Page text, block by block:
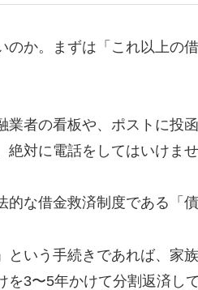
のか。まずは「これ以上の
業者の看板や、ポストに投
対に電話をしてはいけませ
な借金救済制度である「
という手続きであれば、家
を3〜5年かけて分割返済し